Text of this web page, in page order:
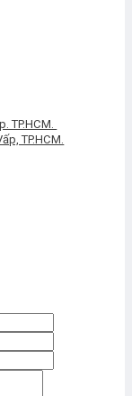
TP.HCM.
TP.HCM.